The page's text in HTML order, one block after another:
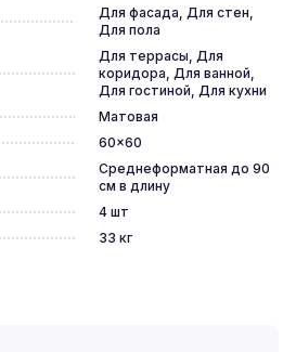
Для фасада, Для стен,
Для пола
Для террасы, Для
коридора, Для ванной,
Для гостиной, Для кухни
Матовая
60x60
Среднеформатная до 90
см в длину
4шт
33 кг